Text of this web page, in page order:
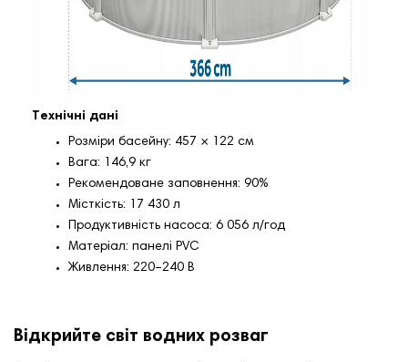
Технічні дані
Розміри басейну: 457 × 122 см
Вага: 146,9 кг
Рекомендоване заповнення: 90%
Місткість: 17 430 л
Продуктивність насоса: 6 056 л/год
Матеріал: панелі PVC
Живлення: 220–240 В
Відкрийте світ водних розваг